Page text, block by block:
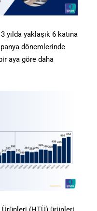
yılda yaklaşık 6 katına
dönemlerinde
aya göre daha